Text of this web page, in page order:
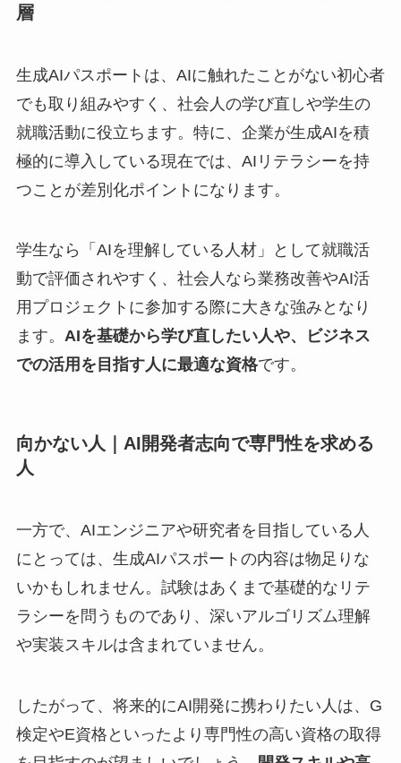
層
生成AIパスポートは、AIに触れたことがない初心者
でも取り組みやすく、社会人の学び直しや学生の
就職活動に役立ちます。特に、企業が生成AIを積
極的に導入している現在では、AIリテラシーを持
つことが差別化ポイントになります。
学生なら「AIを理解している人材」として就職活
動で評価されやすく、社会人なら業務改善やAI活
用プロジェクトに参加する際に大きな強みとなり
ます。 AIを基礎から学び直したい人や、ビジネス
での活用を目指す人に最適な資格です。
向かない人｜AI開発者志向で専門性を求める
人
一方で、AIエンジニアや研究者を目指している人
にとっては、生成AIパスポートの内容は物足りな
いかもしれません。試験はあくまで基礎的なリテ
ラシーを問うものであり、深いアルゴリズム理解
や実装スキルは含まれていません。
したがって、将来的にAI開発に携わりたい人は、G
検定やE資格といったより専門性の高い資格の取得